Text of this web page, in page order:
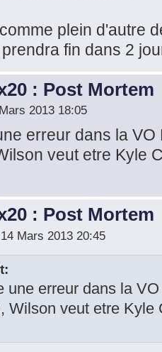
plein d'autre
fin dans 2
: Post Mortem
2013 18:05
erreur dans la
veut etre Kyle
: Post Mortem
Mars 2013 20:45
une erreur dans la
Wilson veut etre Kyle